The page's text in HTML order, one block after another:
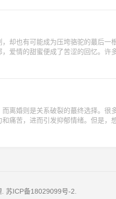
却也有可能成为压垮骆驼的蕞后一
爱情的甜蜜便成了苦涩的回忆。许
离婚则是关系破裂的蕞终选择。很
痛苦，进而引发抑郁情绪。但是，
. 苏ICP备18029099号-2.